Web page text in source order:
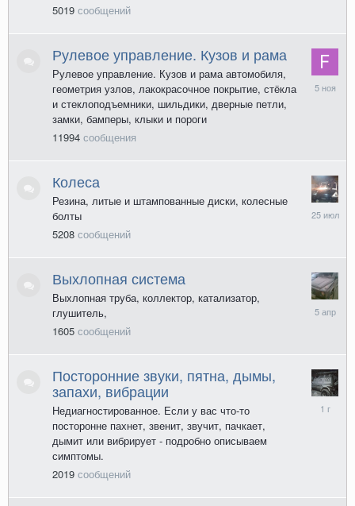
5019 сообщений
Рулевое управление. Кузов и рама
Рулевое управление. Кузов и рама автомобиля,
геометрия узлов, лакокрасочное покрытие, стёкла
и стеклоподъемники, шильдики, дверные петли,
замки, бамперы, клыки и пороги
11994 сообщения
5
ноября
Колеса
Резина, литые и штампованные диски, колесные
болты
5208 сообщений
25
июля
Выхлопная система
Выхлопная труба, коллектор, катализатор,
глушитель,
1605 сообщений
5
апреля
Посторонние звуки, пятна, дымы,
запахи, вибрации
Недиагностированное. Если у вас что-то
посторонне пахнет, звенит, звучит, пачкает,
дымит или вибрирует - подробно описываем
симптомы.
2019 сообщений
марта